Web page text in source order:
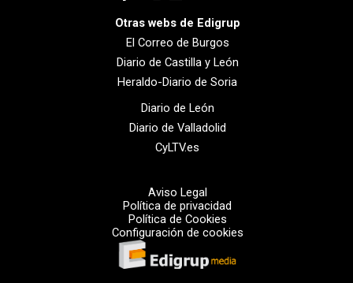
Otras webs de Edigrup
El Correo de Burgos
Diario de Castilla y León
Heraldo-Diario de Soria
Diario de León
Diario de Valladolid
CyLTV.es
Aviso Legal
Política de privacidad
Política de Cookies
Configuración de cookies